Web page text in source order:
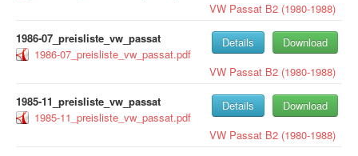
VW Passat B2 (1980-1988)
1986-07_preisliste_vw_passat
1986-07_preisliste_vw_passat.pdf
Download
Details
VW Passat B2 (1980-1988)
1985-11_preisliste_vw_passat
1985-11_preisliste_vw_passat.pdf
Download
Details
VW Passat B2 (1980-1988)